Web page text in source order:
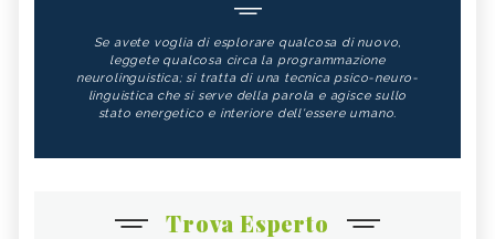
Se avete voglia di esplorare qualcosa di nuovo,
leggete qualcosa circa la programmazione
neurolinguistica; si tratta di una tecnica psico-neuro-
linguistica che si serve della parola e agisce sullo
stato energetico e interiore dell'essere umano.
Trova Esperto